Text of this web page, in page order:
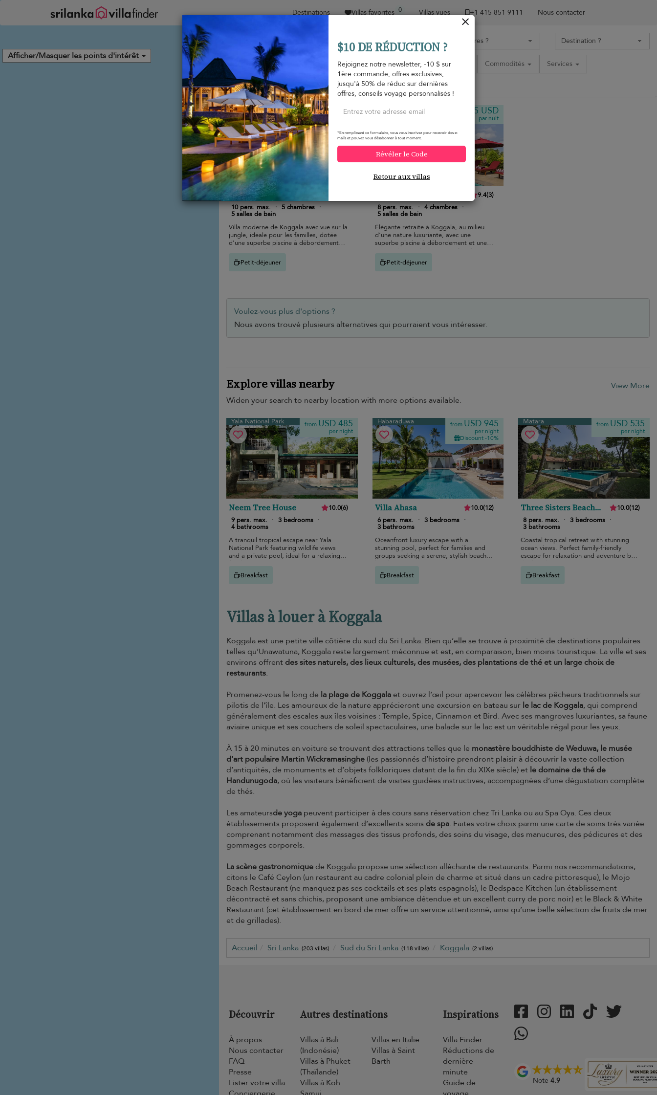
Destinations Villas favorites 0 Villas vues +1 ​415 851 9111 Nous contacter
Afficher/Masquer les points d'intérêt
Trier par Fourchette de prix Collections Emplacement Commodités
Services
Pour les familles
Type de propriété
Koggala à partir de745 USD
par nuit
Villa Alba
10 pers. max. · 5 chambres ·
5 salles de bain
Villa moderne de Koggala avec vue sur la
jungle, idéale pour les familles, dotée
d'une superbe piscine à débordement
avec vue sur les rizières.
Petit-déjeuner
Koggala 1 885 USD
par nuit
9.4(3)
8 pers. max. · 4 chambres ·
5 salles de bain
Élégante retraite à Koggala, au milieu
d'une nature luxuriante, avec une
superbe piscine à débordement et une
vue sur le lac. Idéal pour les familles.
Petit-déjeuner
Voulez-vous plus d'options ?
Nous avons trouvé plusieurs alternatives qui pourraient vous intéresser.
Explore villas nearby
View More
Widen your search to nearby location with more options available.
Yala National Park from USD 485
per night
Neem Tree House 10.0(6)
9 pers. max.
· 3 bedrooms ·
4 bathrooms
A tranquil tropical escape near Yala
National Park featuring wildlife views
and a private pool, ideal for a relaxing
family retreat in nature.
Breakfast
Habaraduwa from USD 945
per night
Discount -10%
Villa Ahasa 10.0(12)
6 pers. max.
· 3 bedrooms ·
3 bathrooms
Oceanfront luxury escape with a
stunning pool, perfect for families and
groups seeking a serene, stylish beach
holiday.
Breakfast
Matara from USD 535
per night
Three Sisters Beach
House
10.0(12)
8 pers. max.
· 3 bedrooms ·
3 bathrooms
Coastal tropical retreat with stunning
ocean views. Perfect family-friendly
escape for relaxation and adventure by
the beach.
Breakfast
Villas à louer à Koggala
Koggala est une petite ville côtière du sud du Sri Lanka. Bien qu’elle se trouve à proximité de destinations populaires
telles qu’Unawatuna, Koggala reste largement méconnue et est, en comparaison, bien moins touristique. La ville et ses
environs offrent des sites naturels, des lieux culturels, des musées, des plantations de thé et un large choix de
restaurants.
Promenez-vous le long de la plage de Koggala et ouvrez l’œil pour apercevoir les célèbres pêcheurs traditionnels sur
pilotis de l’île. Les amoureux de la nature apprécieront une excursion en bateau sur le lac de Koggala, qui comprend
généralement des escales aux îles voisines : Temple, Spice, Cinnamon et Bird. Avec ses mangroves luxuriantes, sa faune
aviaire unique et ses couchers de soleil spectaculaires, une balade sur le lac est un véritable régal pour les yeux.
À 15 à 20 minutes en voiture se trouvent des attractions telles que le monastère bouddhiste de Weduwa, le musée
d’art populaire Martin Wickramasinghe (les passionnés d’histoire prendront plaisir à découvrir la vaste collection
d’antiquités, de monuments et d’objets folkloriques datant de la fin du XIXe siècle) et le domaine de thé de
Handunugoda, où les visiteurs bénéficient de visites guidées instructives, accompagnées d’une dégustation complète
de thés.
Les amateursde yoga peuvent participer à des cours sans réservation chez Tri Lanka ou au Spa Oya. Ces deux
établissements proposent également d’excellents soins de spa. Faites votre choix parmi une carte de soins très variée
comprenant notamment des massages des tissus profonds, des soins du visage, des manucures, des pédicures et des
gommages corporels.
La scène gastronomique de Koggala propose une sélection alléchante de restaurants. Parmi nos recommandations,
citons le Café Ceylon (un restaurant au cadre colonial plein de charme et situé dans un cadre pittoresque), le Mojo
Beach Restaurant (ne manquez pas ses cocktails et ses plats espagnols), le Bedspace Kitchen (un établissement
décontracté et sans chichis, proposant une ambiance détendue et un excellent curry de porc noir) et le Black & White
Restaurant (cet établissement en bord de mer offre un service attentionné, ainsi qu’une belle sélection de fruits de mer
et de grillades).
Accueil Sri Lanka (203 villas) Sud du Sri Lanka (118 villas) Koggala (2 villas)
$10 DE RÉDUCTION ?
Rejoignez notre newsletter, -10 $ sur
1ère commande, offres exclusives,
jusqu'à 50% de réduc sur dernières
offres, conseils voyage personnalisés !
*En remplissant ce formulaire, vous vous inscrivez pour recevoir des e-
mails et pouvez vous désabonner à tout moment.
Révéler le Code
Retour aux villas
Découvrir
À propos
Nous contacter
FAQ
Presse
Lister votre villa
Autres destinations
Villas à Bali
(Indonésie)
Villas à Phuket
(Thaïlande)
Villas à Koh
Villas en Italie
Villas à Saint
Barth
Inspirations
Villa Finder
Réductions de
dernière
minute
Guide de
Note 4.9
Vos paramètres de cookies